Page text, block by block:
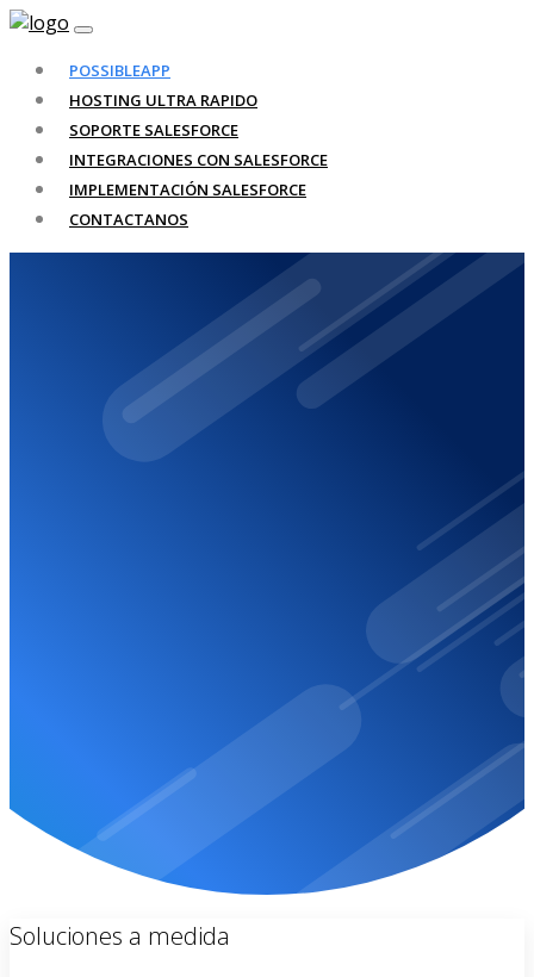
POSSIBLEAPP
HOSTING ULTRA RAPIDO
SOPORTE SALESFORCE
INTEGRACIONES CON SALESFORCE
IMPLEMENTACIÓN SALESFORCE
CONTACTANOS
Sitio web
Por favor contactanos dado que tu sitio web ha sido
Soluciones a medida